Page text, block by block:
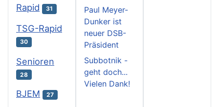
Rapid 31
TSG-Rapid
30
Senioren
28
BJEM 27
Paul Meyer-
Dunker ist
neuer DSB-
Präsident
Subbotnik -
geht doch...
Vielen Dank!